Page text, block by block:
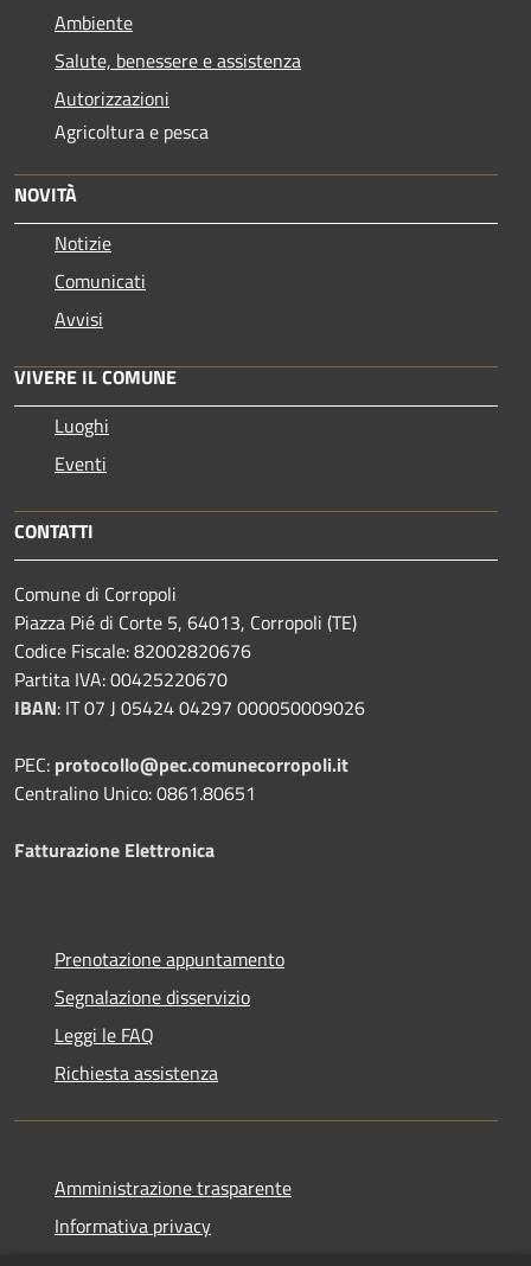
Ambiente
Salute, benessere e assistenza
Autorizzazioni
Agricoltura e pesca
NOVITÀ
Notizie
Comunicati
Avvisi
VIVERE IL COMUNE
Luoghi
Eventi
CONTATTI
Comune di Corropoli
Piazza Pié di Corte 5, 64013, Corropoli (TE)
Codice Fiscale: 82002820676
Partita IVA: 00425220670
IBAN: IT 07 J 05424 04297 000050009026
PEC: protocollo@pec.comunecorropoli.it
Centralino Unico: 0861.80651
Fatturazione Elettronica
Prenotazione appuntamento
Segnalazione disservizio
Leggi le FAQ
Richiesta assistenza
Amministrazione trasparente
Informativa privacy